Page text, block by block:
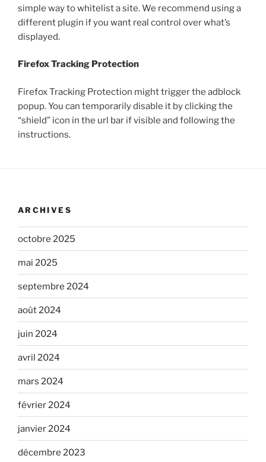
simple way to whitelist a site. We recommend using a
different plugin if you want real control over what’s
displayed.
Firefox Tracking Protection
Firefox Tracking Protection might trigger the adblock
popup. You can temporarily disable it by clicking the
“shield” icon in the url bar if visible and following the
instructions.
ARCHIVES
octobre 2025
mai 2025
septembre 2024
août 2024
juin 2024
avril 2024
mars 2024
février 2024
janvier 2024
décembre 2023